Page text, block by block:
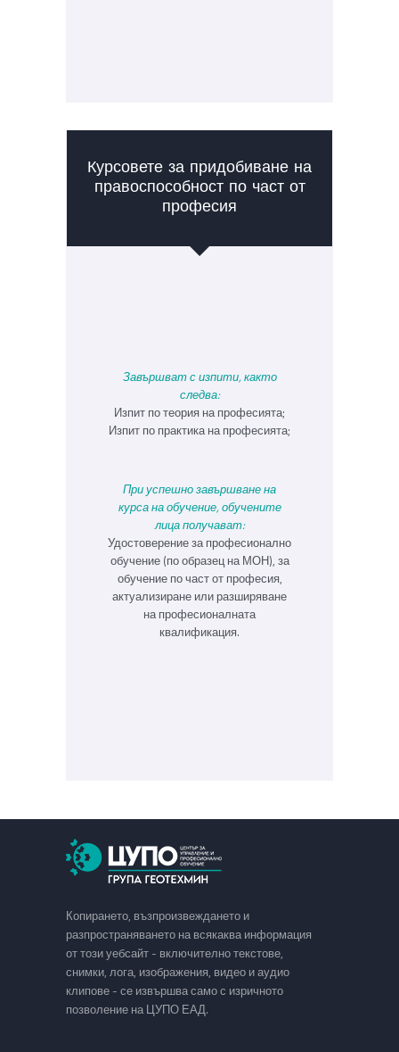
Курсовете за придобиване на
правоспособност по част от
професия
Завършват с изпити, както
следва:
Изпит по теория на професията;
Изпит по практика на професията;
При успешно завършване на
курса на обучение, обучените
лица получават:
Удостоверение за професионално
обучение (по образец на МОН), за
обучение по част от професия,
актуализиране или разширяване
на професионалната
квалификация.
Копирането, възпроизвеждането и
разпространяването на всякаква информация
от този уебсайт - включително текстове,
снимки, лога, изображения, видео и аудио
клипове - се извършва само с изричното
позволение на ЦУПО ЕАД.